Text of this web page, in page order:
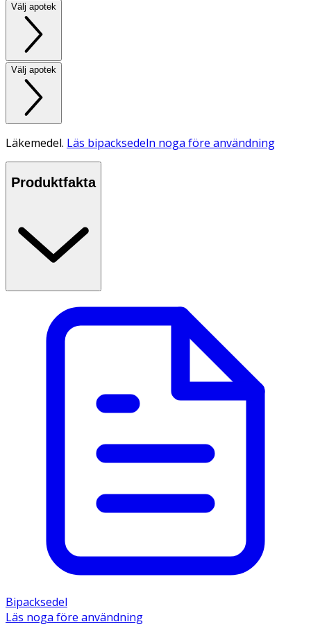
Välj apotek
Välj apotek
Läkemedel. Läs bipacksedeln noga före användning
Produktfakta
Bipacksedel
Läs noga före användning